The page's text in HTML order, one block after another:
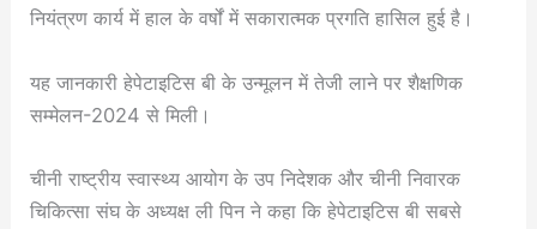
नियंत्रण कार्य में हाल के वर्षों में सकारात्मक प्रगति हासिल हुई है।
यह जानकारी हेपेटाइटिस बी के उन्मूलन में तेजी लाने पर शैक्षणिक
सम्मेलन-2024 से मिली।
चीनी राष्ट्रीय स्वास्थ्य आयोग के उप निदेशक और चीनी निवारक
चिकित्सा संघ के अध्यक्ष ली पिन ने कहा कि हेपेटाइटिस बी सबसे